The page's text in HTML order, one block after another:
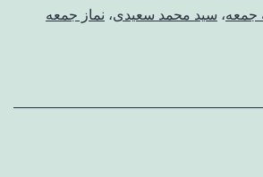
جمعه، سید محمد سعیدی، نماز جمعه